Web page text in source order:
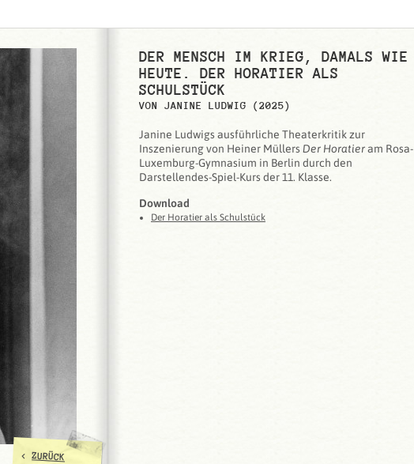
DER MENSCH IM KRIEG, DAMALS WIE
HEUTE. DER HORATIER ALS
SCHULSTÜCK
VON JANINE LUDWIG (2025)
Janine Ludwigs ausführliche Theaterkritik zur
Inszenierung von Heiner Müllers Der Horatieram Rosa-
Luxemburg-Gymnasium in Berlin durch den
Darstellendes-Spiel-Kurs der 11. Klasse.
Download
Der Horatier als Schulstück
<ZURÜCK